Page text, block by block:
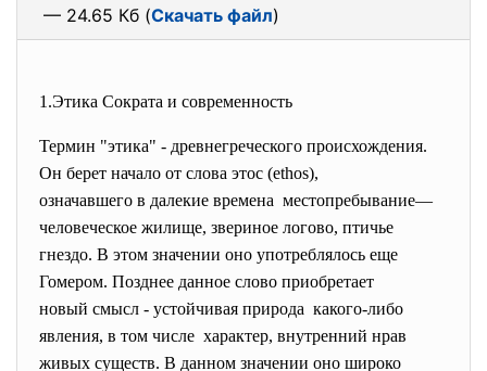
— 24.65 Кб (Скачать файл)
1.Этика Сократа и современность
Термин "этика" - древнегреческого происхождения.
Он берет начало от слова этос (ethos),
означавшего в далекие времена местопребывание—
человеческое жилище, звериное логово, птичье
гнездо. В этом значении оно употреблялось еще
Гомером. Позднее данное слово приобретает
новый смысл - устойчивая природа какого-либо
явления, в том числе характер, внутренний нрав
живых существ. В данном значении оно широко